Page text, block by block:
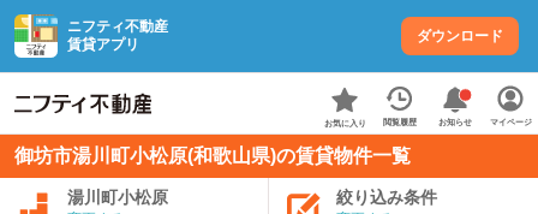
ニフティ不動産
賃貸アプリ
ダウンロード
お気に入り 閲覧履歴 お知らせ マイページ
御坊市湯川町小松原(和歌山県)の賃貸物件一覧
湯川町小松原 絞り込み条件